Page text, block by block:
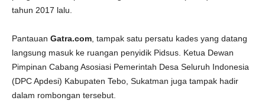
tahun 2017 lalu.
Pantauan Gatra.com , tampak satu persatu kades yang datang
langsung masuk ke ruangan penyidik Pidsus. Ketua Dewan
Pimpinan Cabang Asosiasi Pemerintah Desa Seluruh Indonesia
(DPC Apdesi) Kabupaten Tebo, Sukatman juga tampak hadir
dalam rombongan tersebut.